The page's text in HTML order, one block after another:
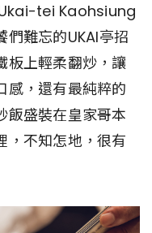
tei Kaohsiung
們難忘的UKAI亭招
板上輕柔翻炒，讓
感，還有最純粹的
飯盛裝在皇家哥本
，不知怎地，很有